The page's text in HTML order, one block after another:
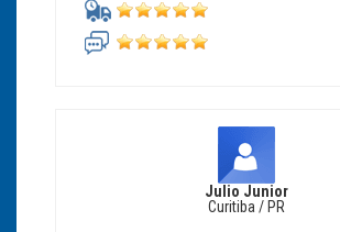
Julio Junior
Curitiba / PR